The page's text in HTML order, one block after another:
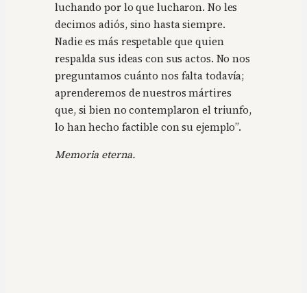
luchando por lo que lucharon. No les
decimos adiós, sino hasta siempre.
Nadie es más respetable que quien
respalda sus ideas con sus actos. No nos
preguntamos cuánto nos falta todavía;
aprenderemos de nuestros mártires
que, si bien no contemplaron el triunfo,
lo han hecho factible con su ejemplo”.
Memoria eterna.